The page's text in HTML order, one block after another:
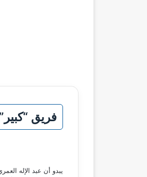
فريق
يبدو أن عبد الإله